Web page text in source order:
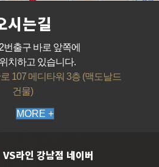
시는길
번출구 바로 앞쪽에
치하고 있습니다.
107 메디타워 3층 (맥도날드
건물)
MORE +
VS라인 강남점 네이버